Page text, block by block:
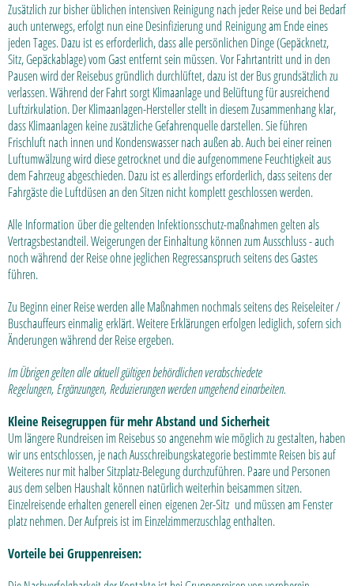
Zusätzlich zur bisher üblichen intensiven Reinigung nach jeder Reise und bei Bedarf
auch unterwegs, erfolgt nun eine Desinfizierung und Reinigung am Ende eines
jeden Tages. Dazu ist es erforderlich, dass alle persönlichen Dinge (Gepäcknetz,
Sitz, Gepäckablage) vom Gast entfernt sein müssen. Vor Fahrtantritt und in den
Pausen wird der Reisebus gründlich durchlüftet, dazu ist der Bus grundsätzlich zu
verlassen. Während der Fahrt sorgt Klimaanlage und Belüftung für ausreichend
Luftzirkulation. Der Klimaanlagen-Hersteller stellt in diesem Zusammenhang klar,
dass Klimaanlagen keine zusätzliche Gefahrenquelle darstellen. Sie führen
Frischluft nach innen und Kondenswasser nach außen ab. Auch bei einer reinen
Luftumwälzung wird diese getrocknet und die aufgenommene Feuchtigkeit aus
dem Fahrzeug abgeschieden. Dazu ist es allerdings erforderlich, dass seitens der
Fahrgäste die Luftdüsen an den Sitzen nicht komplett geschlossen werden.
Alle Information über die geltenden Infektionsschutz-maßnahmen gelten als
Vertragsbestandteil. Weigerungen der Einhaltung können zum Ausschluss - auch
noch während der Reise ohne jeglichen Regressanspruch seitens des Gastes
führen.
Zu Beginn einer Reise werden alle Maßnahmen nochmals seitens des Reiseleiter /
Buschauffeurs einmalig erklärt. Weitere Erklärungen erfolgen lediglich, sofern sich
Änderungen während der Reise ergeben.
Im Übrigen gelten alle aktuell gültigen behördlichen verabschiedete
Regelungen, Ergänzungen, Reduzierungen werden umgehend einarbeiten.
Kleine Reisegruppen für mehr Abstand und Sicherheit
Um längere Rundreisen im Reisebus so angenehm wie möglich zu gestalten, haben
wir uns entschlossen, je nach Ausschreibungskategorie bestimmte Reisen bis auf
Weiteres nur mit halber Sitzplatz-Belegung durchzuführen. Paare und Personen
aus dem selben Haushalt können natürlich weiterhin beisammen sitzen.
Einzelreisende erhalten generell einen eigenen 2er-Sitz und müssen am Fenster
platz nehmen. Der Aufpreis ist im Einzelzimmerzuschlag enthalten.
Vorteile bei Gruppenreisen: